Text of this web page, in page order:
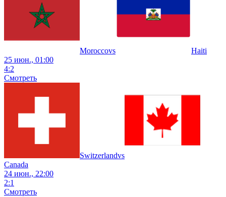
Moroccovs
Haiti
25 июн., 01:00
4:2
Смотреть
Switzerlandvs
Canada
24 июн., 22:00
2:1
Смотреть